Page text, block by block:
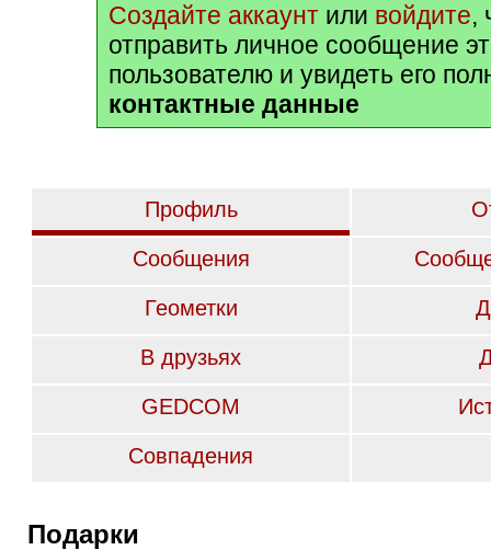
Создайте аккаунт или войдите,
отправить личное сообщение
пользователю и увидеть его
контактные данные
Профиль
Сообщения
Геометки
В друзьях
GEDCOM
Совпадения
Подарки